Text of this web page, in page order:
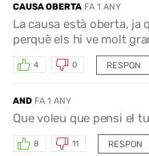
CAUSA OBERTA FA 1 ANY
La causa està oberta, ja
perquè els hi ve molt
RESPON
4 0
AND FA 1 ANY
Que voleu que pensi el
RESPON
8 11